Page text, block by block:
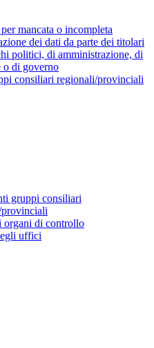
mancata o incompleta
dei dati da parte dei titolari
politici, di amministrazione, di
o di governo
consiliari regionali/provinciali
gruppi consiliari
organi di controllo
uffici